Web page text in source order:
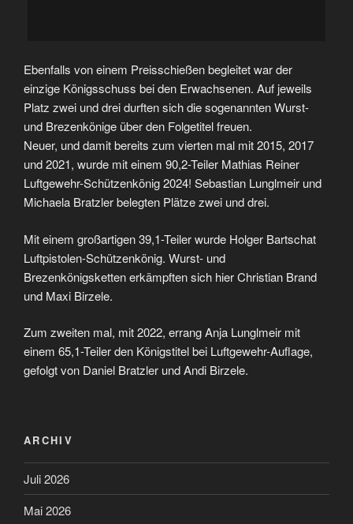
Ebenfalls von einem Preisschießen begleitet war der
einzige Königsschuss bei den Erwachsenen. Auf jeweils
Platz zwei und drei durften sich die sogenannten Wurst-
und Brezenkönige über den Folgetitel freuen.
Neuer, und damit bereits zum vierten mal mit 2015, 2017
und 2021, wurde mit einem 90,2-Teiler Mathias Reiner
Luftgewehr-Schützenkönig 2024! Sebastian Lunglmeir und
Michaela Bratzler belegten Plätze zwei und drei.
Mit einem großartigen 39,1-Teiler wurde Holger Bartschat
Luftpistolen-Schützenkönig. Wurst- und
Brezenkönigsketten erkämpften sich hier Christian Brand
und Maxi Birzele.
Zum zweiten mal, mit 2022, errang Anja Lunglmeir mit
einem 65,1-Teiler den Königstitel bei Luftgewehr-Auflage,
gefolgt von Daniel Bratzler und Andi Birzele.
ARCHIV
Juli 2026
Mai 2026